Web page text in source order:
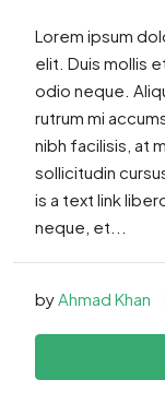
Lorem ipsum
elit. Duis mollis
odio neque.
rutrum mi
nibh facilisis, at
sollicitudin
is a text link
neque, et...
by Ahmad Khan